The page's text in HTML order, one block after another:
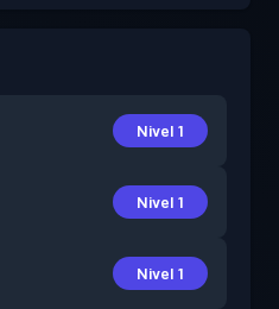
Nivel 1
Nivel 1
Nivel 1